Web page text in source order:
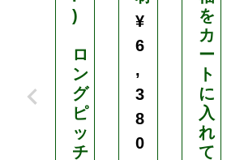
)
ロ
ン
グ
ピ
ッ
チ
¥
6
,
3
8
0
を
カ
ー
ト
に
入
れ
て